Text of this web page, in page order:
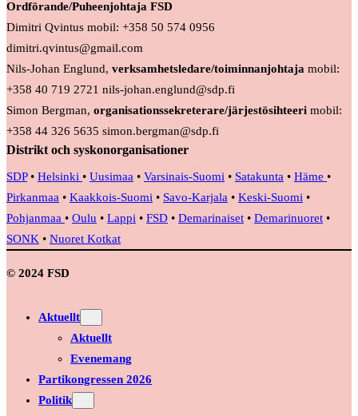
Ordförande/Puheenjohtaja FSD
Dimitri Qvintus mobil: +358 50 574 0956
dimitri.qvintus@gmail.com
Nils-Johan Englund, verksamhetsledare/toiminnanjohtaja mobil:
+358 40 719 2721 nils-johan.englund@sdp.fi
Simon Bergman, organisationssekreterare/järjestösihteeri mobil:
+358 44 326 5635 simon.bergman@sdp.fi
Distrikt och syskonorganisationer
SDP• Helsinki • Uusimaa • Varsinais-Suomi • Satakunta • Häme •
Pirkanmaa • Kaakkois-Suomi • Savo-Karjala • Keski-Suomi •
Pohjanmaa • Oulu • Lappi • FSD • Demarinaiset • Demarinuoret •
SONK • Nuoret Kotkat
© 2024 FSD
Aktuellt
Aktuellt
Evenemang
Partikongressen 2026
Politik